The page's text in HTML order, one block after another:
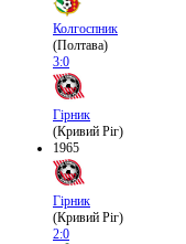
Колгоспник
(Полтава)
3:0
Гірник
(Кривий Ріг)
1965
Гірник
(Кривий Ріг)
2:0